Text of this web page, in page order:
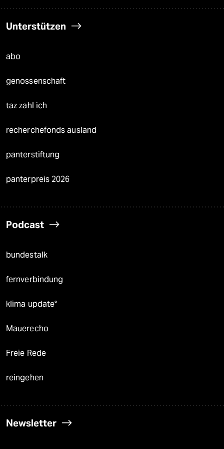
Unterstützen
abo
genossenschaft
taz zahl ich
recherchefonds ausland
panterstiftung
panterpreis 2026
Podcast
bundestalk
fernverbindung
klima update°
Mauerecho
Freie Rede
reingehen
Newsletter